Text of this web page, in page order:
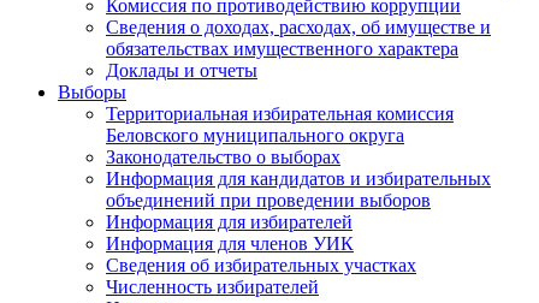
Комиссия по противодействию коррупции
Сведения о доходах, расходах, об имуществе и
обязательствах имущественного характера
Доклады и отчеты
Выборы
Территориальная избирательная комиссия
Беловского муниципального округа
Законодательство о выборах
Информация для кандидатов и избирательных
объединений при проведении выборов
Информация для избирателей
Информация для членов УИК
Сведения об избирательных участках
Численность избирателей